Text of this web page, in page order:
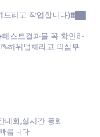
고 작업합니다)❗❗██
테스트결과물 꼭 확인하
허위업체라고 의심부
대화,실시간 통화
릅니다